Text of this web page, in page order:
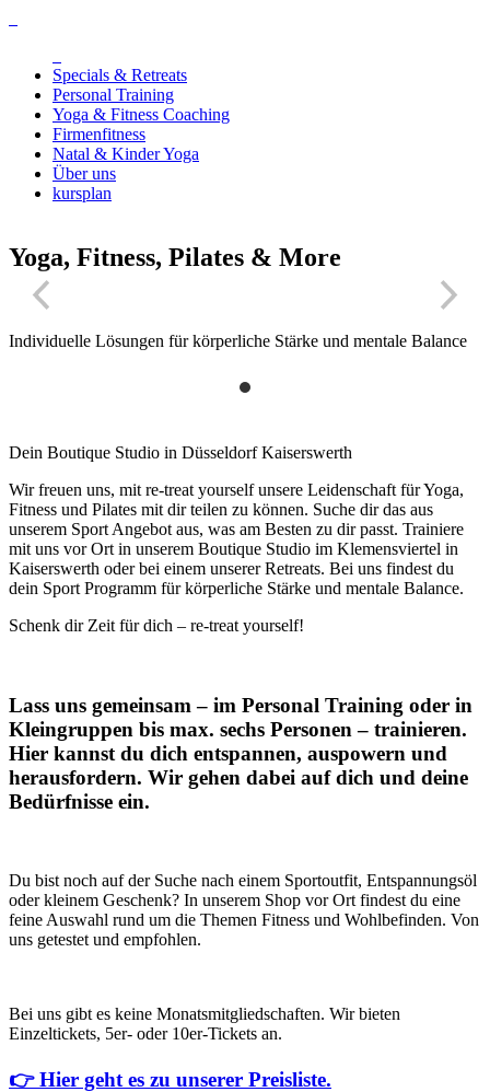
Specials & Retreats
Personal Training
Yoga & Fitness Coaching
Firmenfitness
Natal & Kinder Yoga
Über uns
kursplan
Yoga, Fitness, Pilates & More
Individuelle Lösungen für körperliche Stärke und mentale Balance
Dein Boutique Studio in Düsseldorf Kaiserswerth
Wir freuen uns, mit re-treat yourself unsere Leidenschaft für Yoga,
Fitness und Pilates mit dir teilen zu können. Suche dir das aus
unserem Sport Angebot aus, was am Besten zu dir passt. Trainiere
mit uns vor Ort in unserem Boutique Studio im Klemensviertel in
Kaiserswerth oder bei einem unserer Retreats. Bei uns findest du
dein Sport Programm für körperliche Stärke und mentale Balance.
Schenk dir Zeit für dich – re-treat yourself!
Lass uns gemeinsam – im Personal Training oder in
Kleingruppen bis max. sechs Personen – trainieren.
Hier kannst du dich entspannen, auspowern und
herausfordern. Wir gehen dabei auf dich und deine
Bedürfnisse ein.
Du bist noch auf der Suche nach einem Sportoutfit, Entspannungsöl
oder kleinem Geschenk? In unserem Shop vor Ort findest du eine
feine Auswahl rund um die Themen Fitness und Wohlbefinden. Von
uns getestet und empfohlen.
Bei uns gibt es keine Monatsmitgliedschaften. Wir bieten
Einzeltickets, 5er- oder 10er-Tickets an.
👉 Hier geht es zu unserer Preisliste.